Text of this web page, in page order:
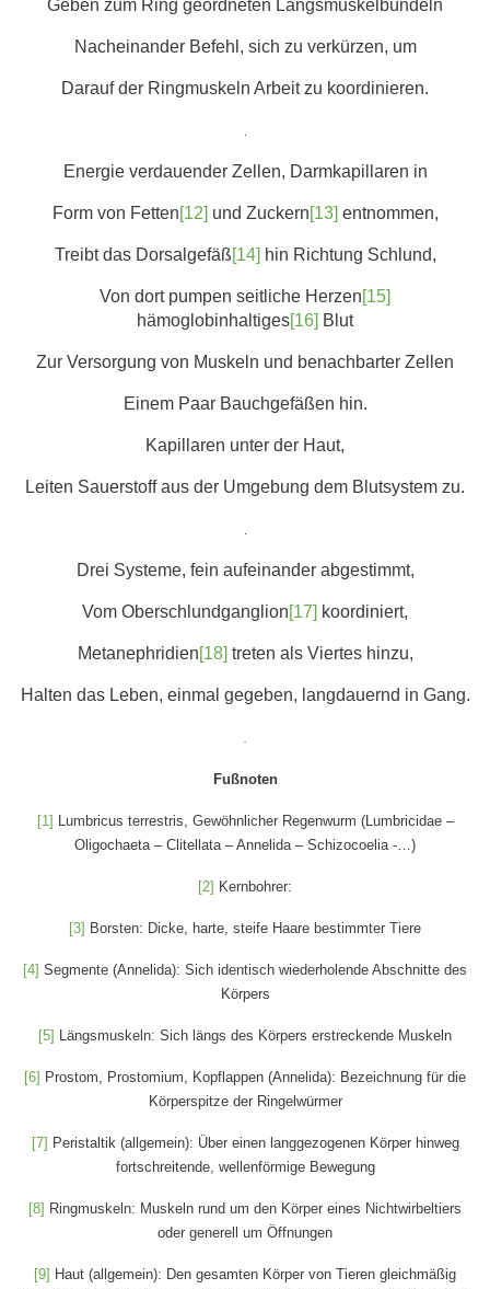
Geben zum Ring geordneten Längsmuskelbündeln
Nacheinander Befehl, sich zu verkürzen, um
Darauf der Ringmuskeln Arbeit zu koordinieren.
Energie verdauender Zellen, Darmkapillaren in
Form von Fetten[12] und Zuckern[13] entnommen,
Treibt das Dorsalgefäß[14] hin Richtung Schlund,
Von dort pumpen seitliche Herzen[15]
hämoglobinhaltiges[16] Blut
Zur Versorgung von Muskeln und benachbarter Zellen
Einem Paar Bauchgefäßen hin.
Kapillaren unter der Haut,
Leiten Sauerstoff aus der Umgebung dem Blutsystem zu.
Drei Systeme, fein aufeinander abgestimmt,
Vom Oberschlundganglion[17] koordiniert,
Metanephridien[18] treten als Viertes hinzu,
Halten das Leben, einmal gegeben, langdauernd in Gang.
Fußnoten
[1] Lumbricus terrestris, Gewöhnlicher Regenwurm (Lumbricidae –
Oligochaeta – Clitellata – Annelida – Schizocoelia -…)
[2] Kernbohrer:
[3] Borsten: Dicke, harte, steife Haare bestimmter Tiere
[4] Segmente (Annelida): Sich identisch wiederholende Abschnitte des
Körpers
[5] Längsmuskeln: Sich längs des Körpers erstreckende Muskeln
[6] Prostom, Prostomium, Kopflappen (Annelida): Bezeichnung für die
Körperspitze der Ringelwürmer
[7] Peristaltik (allgemein): Über einen langgezogenen Körper hinweg
fortschreitende, wellenförmige Bewegung
[8] Ringmuskeln: Muskeln rund um den Körper eines Nichtwirbeltiers
oder generell um Öffnungen
[9] Haut (allgemein): Den gesamten Körper von Tieren gleichmäßig